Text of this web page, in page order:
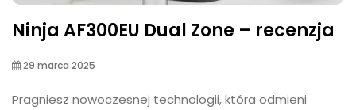
Ninja AF300EU Dual Zone – recenzja
29 marca 2025
Pragniesz nowoczesnej technologii, która odmieni